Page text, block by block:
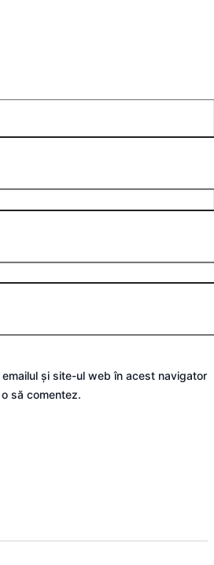
și site-ul web în acest navigator
să comentez.